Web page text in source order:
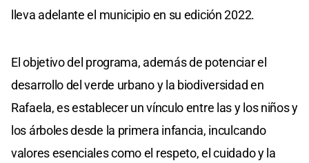
lleva adelante el municipio en su edición 2022.
El objetivo del programa, además de potenciar el
desarrollo del verde urbano y la biodiversidad en
Rafaela, es establecer un vínculo entre las y los niños y
los árboles desde la primera infancia, inculcando
valores esenciales como el respeto, el cuidado y la